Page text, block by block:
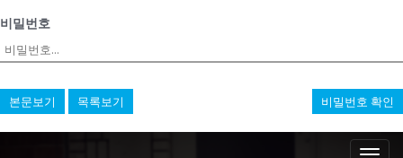
비밀번호
본문보기 목록보기 비밀번호 확인